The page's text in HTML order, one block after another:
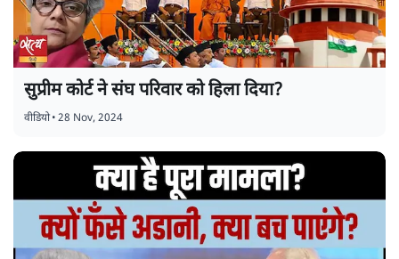
सुप्रीम कोर्ट ने संघ परिवार को हिला दिया?
वीडियो•28 Nov, 2024